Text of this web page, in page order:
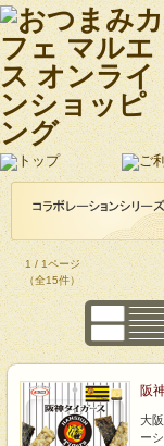
1 / 1ページ
（全15件）
阪
大
ー